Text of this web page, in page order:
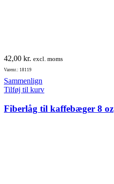
42,00 kr. excl. moms
Varenr.: 18119
Sammenlign
Tilføj til kurv
Fiberlåg til kaffebæger 8 oz